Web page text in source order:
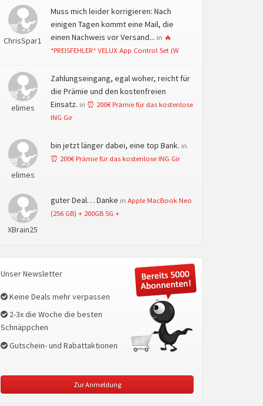
ChrisSpar1
Muss mich leider korrigieren: Nach
einigen Tagen kommt eine Mail, die
einen Nachweis vor Versand... in 🔥
*PREISFEHLER* VELUX App Control Set (W
elimes
Zahlungseingang, egal woher, reicht für
die Prämie und den kostenfreien
Einsatz. in ⏰ 200€ Prämie für das kostenlose
ING Gir
elimes
bin jetzt länger dabei, eine top Bank. in
⏰ 200€ Prämie für das kostenlose ING Gir
XBrain25
guter Deal… Danke in Apple MacBook Neo
(256 GB) + 200GB 5G +
Unser Newsletter
Keine Deals mehr verpassen
2-3x die Woche die besten
Schnäppchen
Gutschein- und Rabattaktionen
Zur Anmeldung